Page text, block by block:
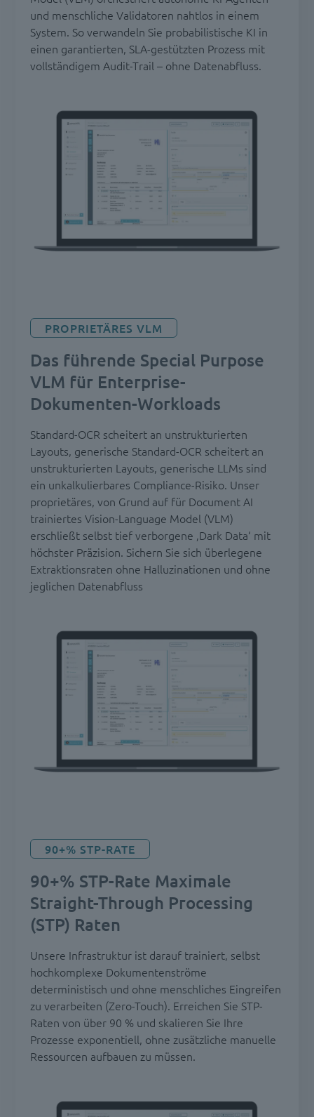
und menschliche Validatoren nahtlos in einem
System. So verwandeln Sie probabilistische KI in
einen garantierten, SLA-gestützten Prozess mit
vollständigem Audit-Trail – ohne Datenabfluss.
PROPRIETÄRES VLM
Das führende Special Purpose
VLM für Enterprise-
Dokumenten-Workloads
Standard-OCR scheitert an unstrukturierten
Layouts, generische Standard-OCR scheitert an
unstrukturierten Layouts, generische LLMs sind
ein unkalkulierbares Compliance-Risiko. Unser
proprietäres, von Grund auf für Document AI
trainiertes Vision-Language Model (VLM)
erschließt selbst tief verborgene ‚Dark Data‘ mit
höchster Präzision. Sichern Sie sich überlegene
Extraktionsraten ohne Halluzinationen und ohne
jeglichen Datenabfluss
90+% STP-RATE
90+% STP-Rate Maximale
Straight-Through Processing
(STP) Raten
Unsere Infrastruktur ist darauf trainiert, selbst
hochkomplexe Dokumentenströme
deterministisch und ohne menschliches Eingreifen
zu verarbeiten (Zero-Touch). Erreichen Sie STP-
Raten von über 90 % und skalieren Sie Ihre
Prozesse exponentiell, ohne zusätzliche manuelle
Ressourcen aufbauen zu müssen.